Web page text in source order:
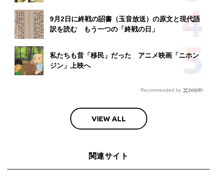
9月2日に終戦の詔書（玉音放送）の原文と現代語
訳を読む もう一つの「終戦の日」
私たちも昔「移民」だった アニメ映画「ニホン
ジン」上映へ
Recommended by
VIEW ALL
関連サイト